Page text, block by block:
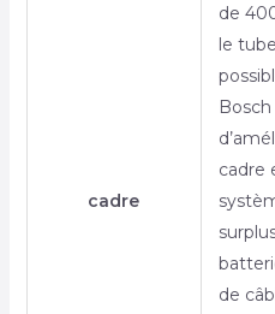
cadre
de
le
cadre
de